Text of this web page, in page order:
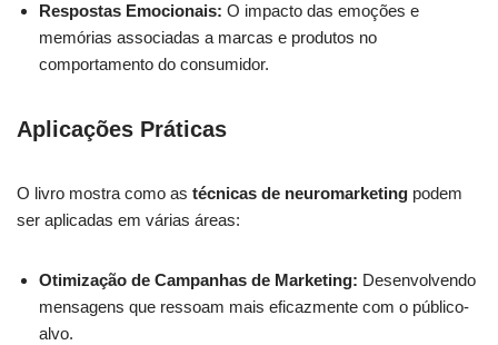
Respostas Emocionais: O impacto das emoções e
memórias associadas a marcas e produtos no
comportamento do consumidor.
Aplicações Práticas
O livro mostra como as técnicas de neuromarketing podem
ser aplicadas em várias áreas:
Otimização de Campanhas de Marketing: Desenvolvendo
mensagens que ressoam mais eficazmente com o público-
alvo.